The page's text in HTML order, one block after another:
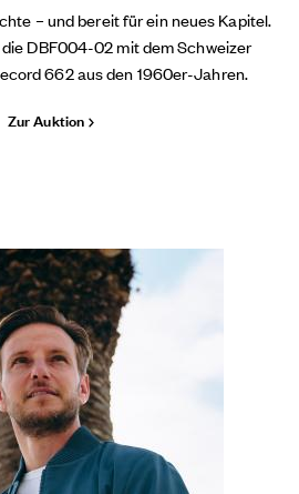
– und bereit für ein neues Kapitel.
DBF004-02 mit dem Schweizer
662 aus den 1960er-Jahren.
Zur Auktion